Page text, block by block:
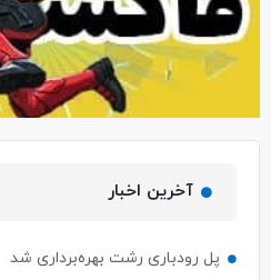
آخرین اخبار
پل رودباری رشت بهره‌برداری شد